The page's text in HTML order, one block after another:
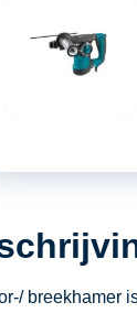
breekhamer